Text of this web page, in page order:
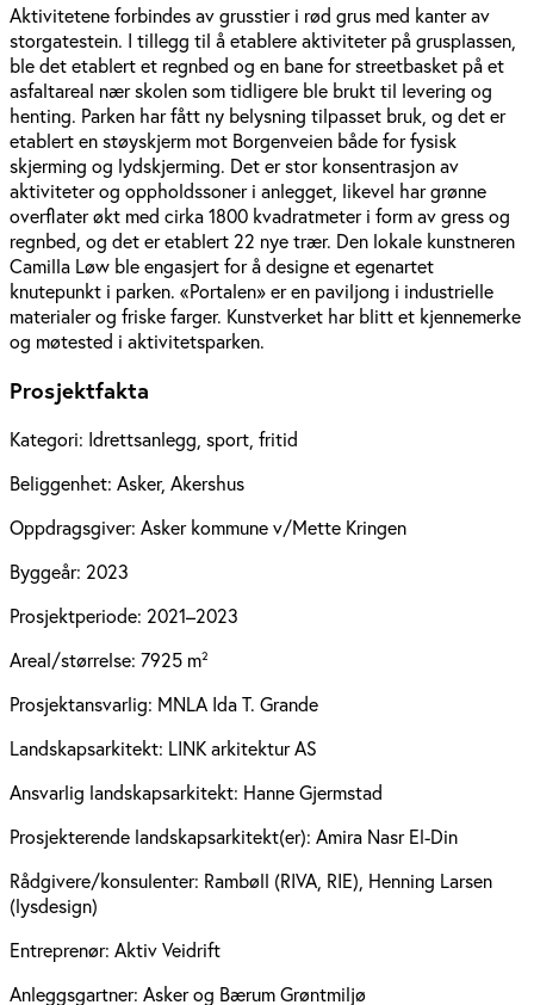
Aktivitetene forbindes av grusstier i rød grus med kanter av
storgatestein. I tillegg til å etablere aktiviteter på grusplassen,
ble det etablert et regnbed og en bane for streetbasket på et
asfaltareal nær skolen som tidligere ble brukt til levering og
henting. Parken har fått ny belysning tilpasset bruk, og det er
etablert en støyskjerm mot Borgenveien både for fysisk
skjerming og lydskjerming. Det er stor konsentrasjon av
aktiviteter og oppholdssoner i anlegget, likevel har grønne
overflater økt med cirka 1800 kvadratmeter i form av gress og
regnbed, og det er etablert 22 nye trær. Den lokale kunstneren
Camilla Løw ble engasjert for å designe et egenartet
knutepunkt i parken. «Portalen» er en paviljong i industrielle
materialer og friske farger. Kunstverket har blitt et kjennemerke
og møtested i aktivitetsparken.
Prosjektfakta
Kategori: Idrettsanlegg, sport, fritid
Beliggenhet: Asker, Akershus
Oppdragsgiver: Asker kommune v/Mette Kringen
Byggeår: 2023
Prosjektperiode: 2021–2023
Areal/størrelse: 7925 m²
Prosjektansvarlig: MNLA Ida T. Grande
Landskapsarkitekt: LINK arkitektur AS
Ansvarlig landskapsarkitekt: Hanne Gjermstad
Prosjekterende landskapsarkitekt(er): Amira Nasr El-Din
Rådgivere/konsulenter: Rambøll (RIVA, RIE), Henning Larsen
(lysdesign)
Entreprenør: Aktiv Veidrift
Anleggsgartner: Asker og Bærum Grøntmiljø